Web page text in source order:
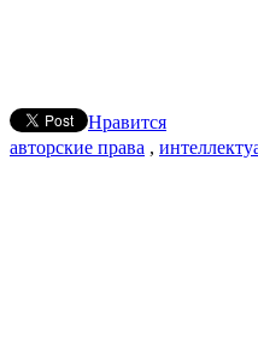
Нравится
авторские права ,